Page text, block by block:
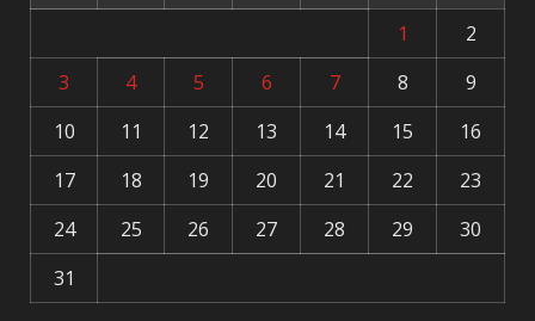
1
2
3
4 5 6 7 8
9
10
11 12 13 14 15
16
17
18 19 20 21 22
23
24
25 26 27 28 29
30
31